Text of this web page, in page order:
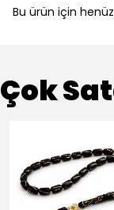
Bu ürün için
Çok